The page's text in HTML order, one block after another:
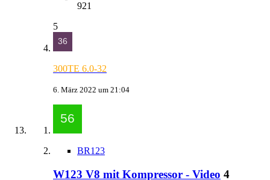
921
5
300TE 6.0-32
6. März 2022 um 21:04
BR123
W123 V8 mit Kompressor - Video 4